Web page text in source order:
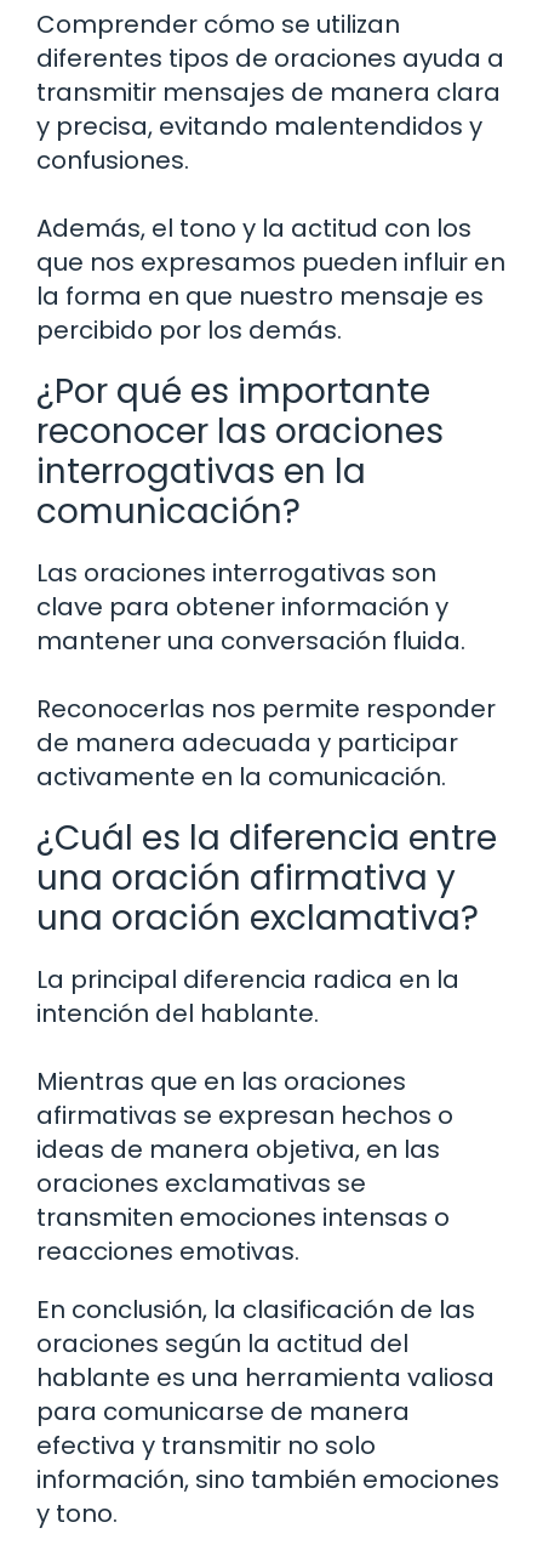
Comprender cómo se utilizan
diferentes tipos de oraciones ayuda a
transmitir mensajes de manera clara
y precisa, evitando malentendidos y
confusiones.
Además, el tono y la actitud con los
que nos expresamos pueden influir en
la forma en que nuestro mensaje es
percibido por los demás.
¿Por qué es importante
reconocer las oraciones
interrogativas en la
comunicación?
Las oraciones interrogativas son
clave para obtener información y
mantener una conversación fluida.
Reconocerlas nos permite responder
de manera adecuada y participar
activamente en la comunicación.
¿Cuál es la diferencia entre
una oración afirmativa y
una oración exclamativa?
La principal diferencia radica en la
intención del hablante.
Mientras que en las oraciones
afirmativas se expresan hechos o
ideas de manera objetiva, en las
oraciones exclamativas se
transmiten emociones intensas o
reacciones emotivas.
En conclusión, la clasificación de las
oraciones según la actitud del
hablante es una herramienta valiosa
para comunicarse de manera
efectiva y transmitir no solo
información, sino también emociones
y tono.